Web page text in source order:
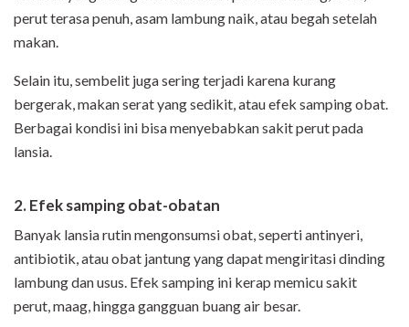
perut terasa penuh, asam lambung naik, atau begah setelah
makan.
Selain itu, sembelit juga sering terjadi karena kurang
bergerak, makan serat yang sedikit, atau efek samping obat.
Berbagai kondisi ini bisa menyebabkan sakit perut pada
lansia.
2. Efek samping obat-obatan
Banyak lansia rutin mengonsumsi obat, seperti antinyeri,
antibiotik, atau obat jantung yang dapat mengiritasi dinding
lambung dan usus. Efek samping ini kerap memicu sakit
perut, maag, hingga gangguan buang air besar.